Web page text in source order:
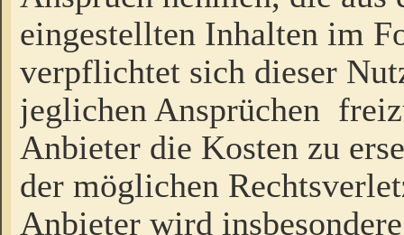
eingestellten Inhalten im
verpflichtet sich dieser
jeglichen Ansprüchen
Anbieter die Kosten zu
der möglichen
Anbieter wird